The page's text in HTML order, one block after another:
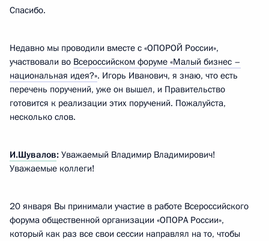
Спасибо.
Недавно мы проводили вместе с «ОПОРОЙ России»,
участвовали во Всероссийском форуме «Малый бизнес –
национальная идея?». Игорь Иванович, я знаю, что есть
перечень поручений, уже он вышел, и Правительство
готовится к реализации этих поручений. Пожалуйста,
несколько слов.
И.Шувалов: Уважаемый Владимир Владимирович!
Уважаемые коллеги!
20 января Вы принимали участие в работе Всероссийского
форума общественной организации «ОПОРА России»,
который как раз все свои сессии направлял на то, чтобы